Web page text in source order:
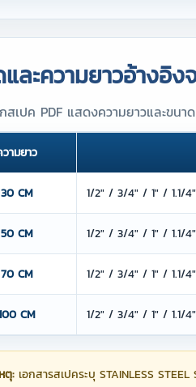
ละความยาวอ้างอิ
สเปค PDF แสดงความยาวและขน
ามยาว
30 CM 1/2" / 3/4" / 1" / 1.1/
50 CM 1/2" / 3/4" / 1" / 1.1/
70 CM 1/2" / 3/4" / 1" / 1.1/
CM 1/2" / 3/4" / 1" / 1.1/
ตุ: เอกสารสเปคระบุ STAINLESS